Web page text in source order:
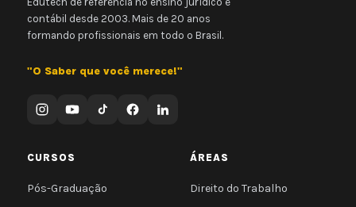
contábil desde 2003. Mais de 20 anos
formando profissionais em todo o Brasil.
"O Saber que você merece!"
CURSOS
Pós-Graduação
ÁREAS
Direito do Trabalho